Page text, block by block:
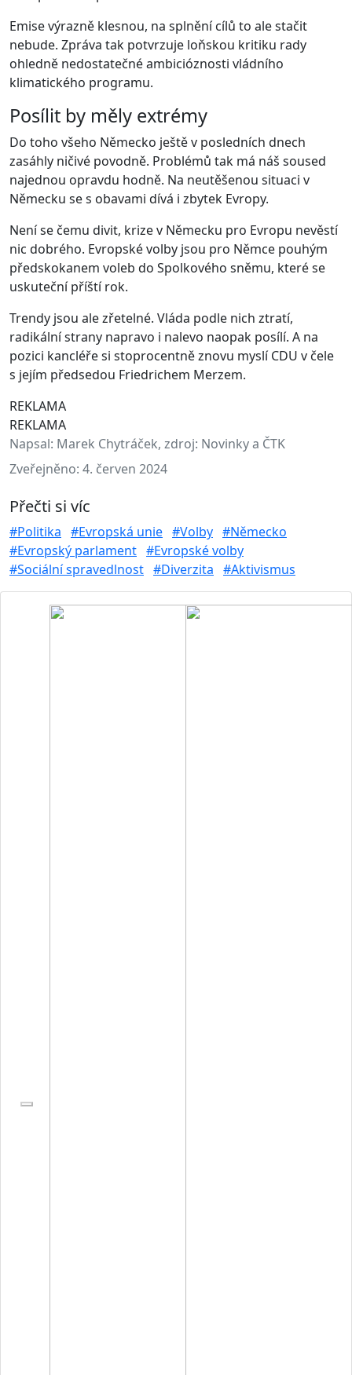
Emise výrazně klesnou, na splnění cílů to ale stačit
nebude. Zpráva tak potvrzuje loňskou kritiku rady
ohledně nedostatečné ambicióznosti vládního
klimatického programu.
Posílit by měly extrémy
Do toho všeho Německo ještě v posledních dnech
zasáhly ničivé povodně. Problémů tak má náš soused
najednou opravdu hodně. Na neutěšenou situaci v
Německu se s obavami dívá i zbytek Evropy.
Není se čemu divit, krize v Německu pro Evropu nevěstí
nic dobrého. Evropské volby jsou pro Němce pouhým
předskokanem voleb do Spolkového sněmu, které se
uskuteční příští rok.
Trendy jsou ale zřetelné. Vláda podle nich ztratí,
radikální strany napravo i nalevo naopak posílí. A na
pozici kancléře si stoprocentně znovu myslí CDU v čele
s jejím předsedou Friedrichem Merzem.
REKLAMA
REKLAMA
Napsal: Marek Chytráček, zdroj: Novinky a ČTK
Zveřejněno: 4. červen 2024
Přečti si víc
#Politika #Evropská unie #Volby #Německo
#Evropský parlament #Evropské volby
#Sociální spravedlnost #Diverzita #Aktivismus